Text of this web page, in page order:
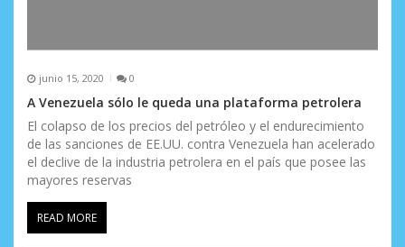
junio 15, 2020 0
A Venezuela sólo le queda una plataforma petrolera
El colapso de los precios del petróleo y el endurecimiento
de las sanciones de EE.UU. contra Venezuela han acelerado
el declive de la industria petrolera en el país que posee las
mayores reservas
READ MORE